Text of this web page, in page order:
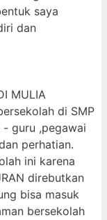
saya
dan
MULIA
di SMP
- guru ,pegawai
perhatian.
ini karena
direbutkan
bisa masuk
bersekolah